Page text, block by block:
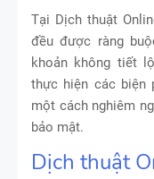
Tại Dịch thuật
đều được ràng
khoản không tiết
thực hiện các biện
một cách nghiêm
bảo mật.
Dịch thuật